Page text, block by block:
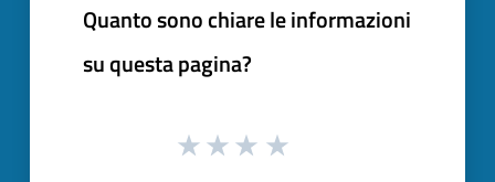
Quanto sono chiare le informazioni
su questa pagina?